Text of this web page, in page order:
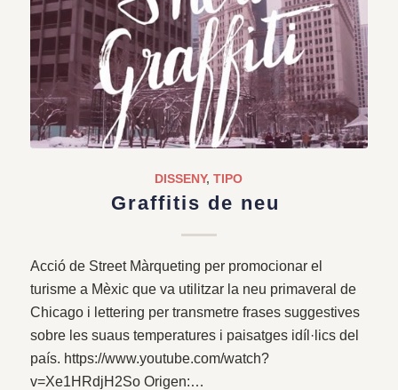
DISSENY,TIPO
Graffitis de neu
Acció de Street Màrqueting per promocionar el
turisme a Mèxic que va utilitzar la neu primaveral de
Chicago i lettering per transmetre frases suggestives
sobre les suaus temperatures i paisatges idíl·lics del
país. https://www.youtube.com/watch?
v=Xe1HRdjH2So Origen:…